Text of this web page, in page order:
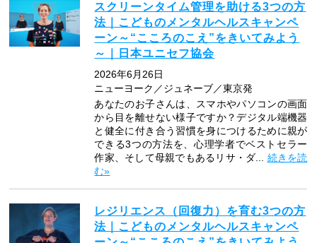
スクリーンタイム管理を助ける3つの方
法｜こどものメンタルヘルスキャンペ
ーン～“こころのこえ”をきいてみよう
～｜日本ユニセフ協会
2026年6月26日
ニューヨーク／ジュネーブ／東京発
あなたのお子さんは、スマホやパソコンの画面
から目を離せない様子ですか？デジタル端機器
と健全に付き合う習慣を身につけるために親が
できる3つの方法を、心理学者でベストセラー
作家、そして母親でもあるリサ・ダ... 続きを読
む»
レジリエンス（回復力）を育む3つの方
法｜こどものメンタルヘルスキャンペ